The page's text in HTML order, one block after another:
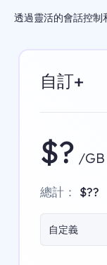
透過靈活的會話控制
自訂+
$? /GB
總計： $??
自定義